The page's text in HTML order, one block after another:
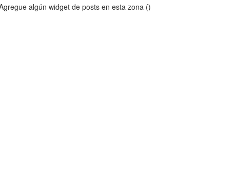
algún widget de posts en esta zona ()